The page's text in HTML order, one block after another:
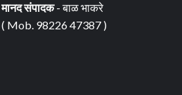
मानद संपादक- बाळ भाकरे
( Mob. 98226 47387 )